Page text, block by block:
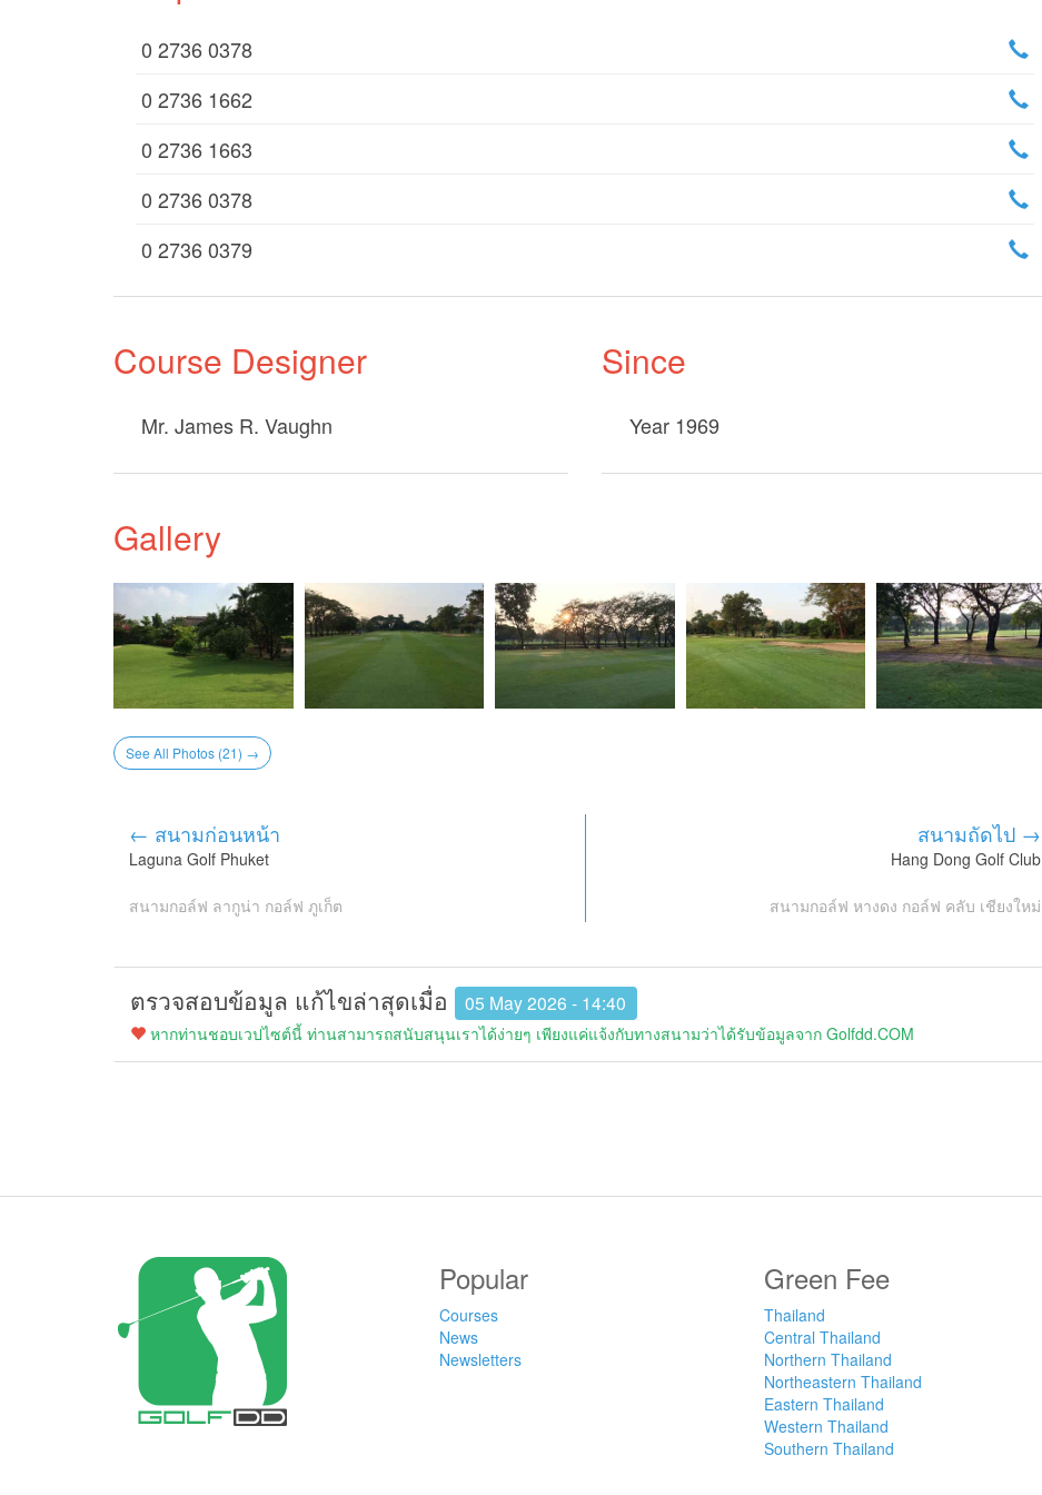
0 2736 0378
0 2736 1662
0 2736 1663
0 2736 0378
0 2736 0379
Course Designer
Mr. James R. Vaughn
Since
Year 1969
Gallery
See All Photos (21) →
← สนามก่อนหน้า
Laguna Golf Phuket
สนามกอล์ฟ ลากูน่า กอล์ฟ ภูเก็ต
สนามถัดไป →
Hang Dong Golf Club
สนามกอล์ฟ หางดง กอล์ฟ คลับ เชียงใหม่
ตรวจสอบข้อมูล แก้ไขล่าสุดเมื่อ 05 May 2026 - 14:40
หากท่านชอบเวปไซต์นี้ ท่านสามารถสนับสนุนเราได้ง่ายๆ เพียงแค่แจ้งกับทางสนามว่าได้รับข้อมูลจาก Golfdd.COM
Popular
Courses
News
Newsletters
Green Fee
Thailand
Central Thailand
Northern Thailand
Northeastern Thailand
Eastern Thailand
Western Thailand
Southern Thailand